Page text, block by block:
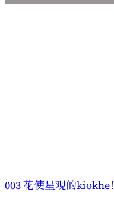
003 花使星观的kiokhe！